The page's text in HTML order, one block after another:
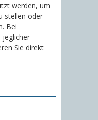
werden, um
stellen oder
Bei
jeglicher
Sie direkt